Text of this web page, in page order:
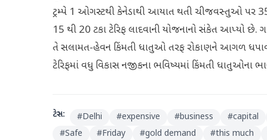
ટ્રમ્પે 1 ઓગસ્ટથી કેનેડાથી આયાત થતી ચીજવસ્તુઓ પર 35
15 થી 20 ટકા ટેરિફ લાદવાની યોજનાનો સંકેત આપ્યો
તે સલામત-હેવન કિંમતી ધાતુઓ તરફ રોકાણને આગળ
ટેરિફમાં વધુ વિકાસ નજીકના ભવિષ્યમાં કિંમતી ધાતુઓના
ટેગ્સ: #Delhi #expensive #business #capital
#Safe #Friday #gold demand #this much